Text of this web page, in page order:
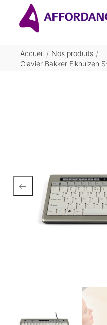
Accueil / Nos produits /
Clavier Bakker Elkhuizen